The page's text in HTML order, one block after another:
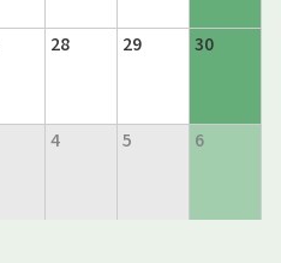
28 29 30
4 5 6